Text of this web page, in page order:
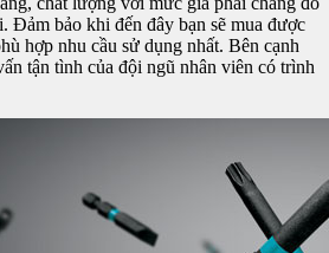
bảo khi đến đây bạn sẽ mua được
hợp nhu cầu sử dụng nhất. Bên cạnh
tận tình của đội ngũ nhân viên có trình